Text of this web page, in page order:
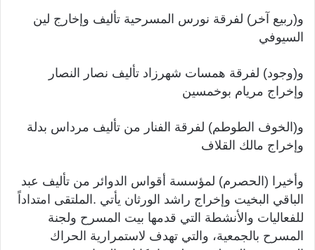
و(ربيع آخر) لفرقة نورس المسرحية تأليف وإخارج لين
السيوفي
و(وجود) لفرقة همسات شهرزاد تأليف نصار النصار
وإخراج مريام بوخمسين
و(الخوف الطوطم) لفرقة الفنار من تأليف مرداس بدلة
وإخراج مالك القلاف
وأخيرا (الحصرم) لمؤسسة أقواس الدوائر من تأليف عبد
الباقي البخيت وإخراج راشد الورثان يأتي .الملتقى امتداداً
للفعاليات والأنشطة التي قدمها بيت المسرح ولجنة
المسرح بالجمعية، والتي تهدف لاستمرارية الحراك